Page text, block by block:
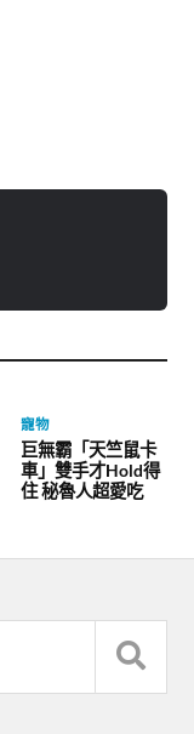
寵物
巨無霸「天竺鼠卡
車」雙手才Hold得
住 秘魯人超愛吃